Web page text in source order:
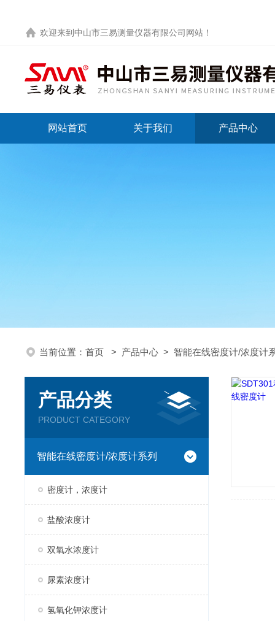
欢迎来到 中山市三易测量仪器有限公司网站 ！
网站首页 关于我们 产品中心
当前位置： 首页 > 产品中心 > 智能在线密度计/浓度计
产品分类
PRODUCT CATEGORY
智能在线密度计/浓度计系列
密度计，浓度计
盐酸浓度计
双氧水浓度计
尿素浓度计
氢氧化钾浓度计